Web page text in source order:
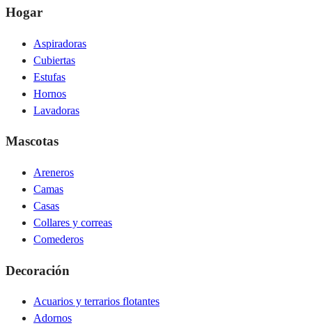
Hogar
Aspiradoras
Cubiertas
Estufas
Hornos
Lavadoras
Mascotas
Areneros
Camas
Casas
Collares y correas
Comederos
Decoración
Acuarios y terrarios flotantes
Adornos